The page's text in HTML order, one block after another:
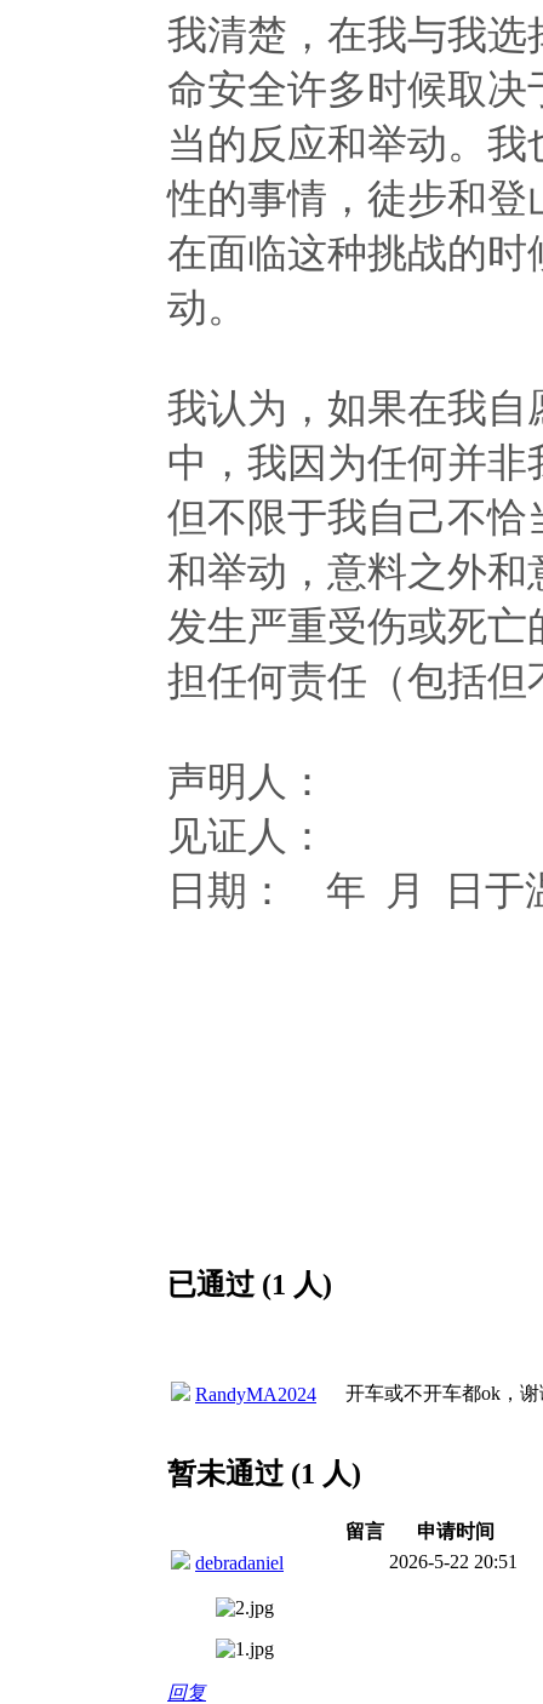
我清楚，在我与我
命安全许多时候取
当的反应和举动。
性的事情，徒步和
在面临这种挑战的
动。
我认为，如果在我
中，我因为任何并
但不限于我自己不
和举动，意料之外
发生严重受伤或死
担任何责任（包括
声明人：
见证人：
日期： 年 月 日于
已通过 (1 人)
RandyMA2024 开车或不开车都ok，
暂未通过 (1 人)
留言
申请时间
debradaniel
2026-5-22 20:51
回复